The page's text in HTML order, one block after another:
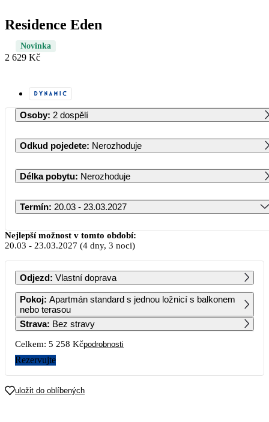
Residence Eden
Novinka
2 629 Kč
Osoby: 2 dospělí
Odkud pojedete: Nerozhoduje
Délka pobytu: Nerozhoduje
Termín: 20.03 - 23.03.2027
Březen 2027
PO ÚT ST ČT PÁ SO NE
1 2 3 4 5 6 7
8 9
15
22
2 629
23
2 629
Nejlepší možnost v tomto období:
20.03 - 23.03.2027 (4 dny, 3 noci)
Odjezd: Vlastní doprava
Pokoj: Apartmán standard s jednou ložnicí s balkonem
nebo terasou
Strava: Bez stravy
Celkem: 5 258 Kčpodrobnosti
Rezervujte
uložit do oblíbených